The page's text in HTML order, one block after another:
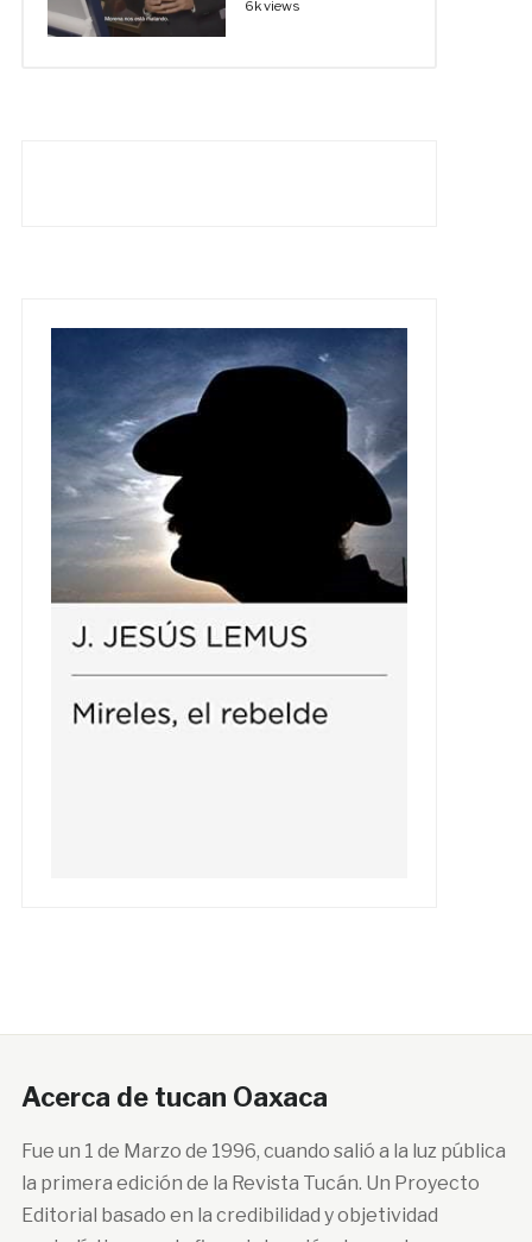
6k views
Acerca de tucan Oaxaca
Fue un 1 de Marzo de 1996, cuando salió a la luz pública
la primera edición de la Revista Tucán. Un Proyecto
Editorial basado en la credibilidad y objetividad